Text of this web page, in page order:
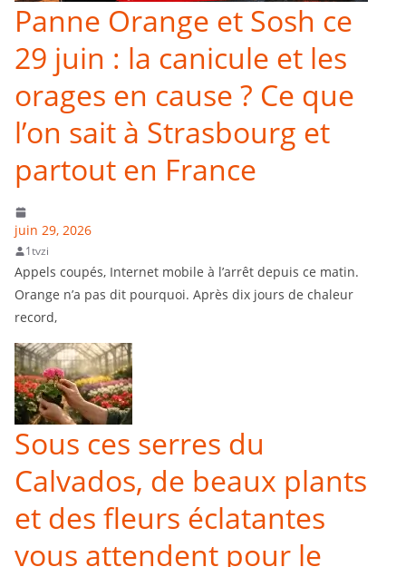
Panne Orange et Sosh ce
29 juin : la canicule et les
orages en cause ? Ce que
l’on sait à Strasbourg et
partout en France
juin 29, 2026
1tvzi
Appels coupés, Internet mobile à l’arrêt depuis ce matin.
Orange n’a pas dit pourquoi. Après dix jours de chaleur
record,
Sous ces serres du
Calvados, de beaux plants
et des fleurs éclatantes
vous attendent pour le